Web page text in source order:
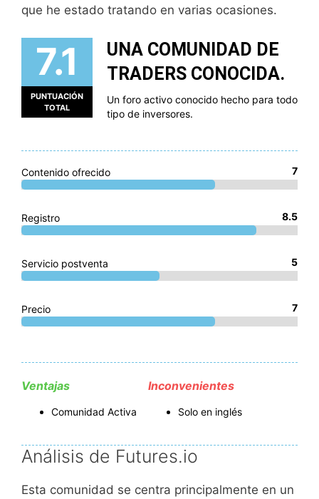
que he estado tratando en varias ocasiones.
7.1
PUNTUACIÓN
TOTAL
UNA COMUNIDAD DE
TRADERS CONOCIDA.
Un foro activo conocido hecho para todo
tipo de inversores.
Contenido ofrecido 7
Registro 8.5
Servicio postventa 5
Precio 7
Ventajas
Comunidad Activa
Inconvenientes
Solo en inglés
Análisis de Futures.io
Esta comunidad se centra principalmente en un